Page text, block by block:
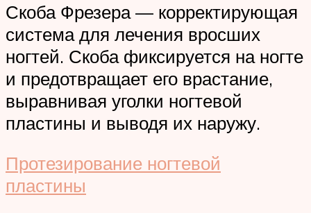
Скоба Фрезера — корректирующая
система для лечения вросших
ногтей. Скоба фиксируется на ногте
и предотвращает его врастание,
выравнивая уголки ногтевой
пластины и выводя их наружу.
Протезирование ногтевой
пластины